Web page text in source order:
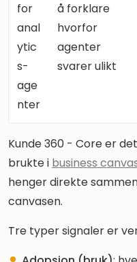
for
anal
ytic
s-
age
nter
å forklare
hvorfor
agenter
svarer ulikt
Kunde 360 - Core er
brukte i business
henger direkte
canvasen.
Tre typer signaler er